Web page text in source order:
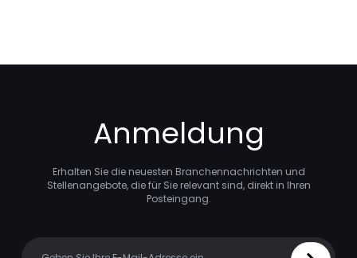
Anmeldung
Erhalten Sie die neuesten Branchennachrichten und
Stellenangebote, die für Sie relevant sind, direkt in Ihren
Posteingang.